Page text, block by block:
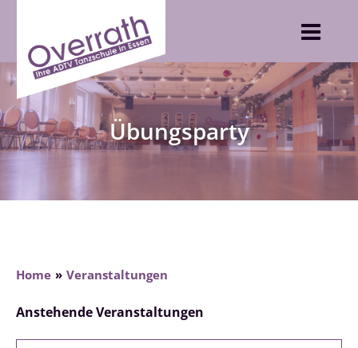
content
Übungsparty
Home Veranstaltungen
Anstehende Veranstaltungen